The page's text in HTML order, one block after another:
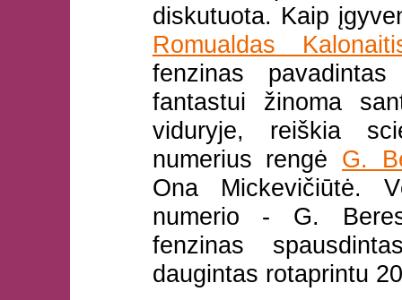
diskutuota. Kaip
Romualdas
fenzinas
fantastui žinoma
viduryje, reiškia
numerius rengė G.
Ona Mickevičiūtė.
numerio - G.
fenzinas
daugintas rotaprintu